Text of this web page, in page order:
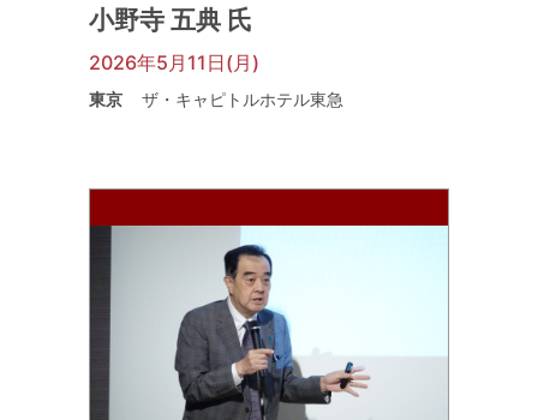
小野寺 五典 氏
2026年5月11日(月)
東京 ザ・キャピトルホテル東急